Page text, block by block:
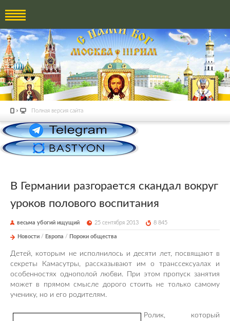
Полная версия сайта
В Германии разгорается скандал вокруг
уроков полового воспитания
весьма убогий ищущий 25 сентября 2013 8 845
Новости / Европа / Пороки общества
Детей, которым не исполнилось и десяти лет, посвящают в
секреты Камасутры, рассказывают им о транссексуалах и
особенностях однополой любви. При этом пропуск занятия
может в прямом смысле дорого стоить не только самому
ученику, но и его родителям.
Ролик, который